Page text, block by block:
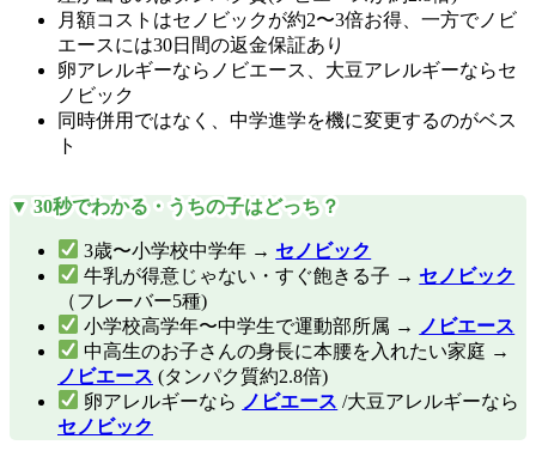
月額コストはセノビックが約2〜3倍お得、一方でノビ
エースには30日間の返金保証あり
卵アレルギーならノビエース、大豆アレルギーならセ
ノビック
同時併用ではなく、中学進学を機に変更するのがベス
ト
▼ 30秒でわかる・うちの子はどっち？
3歳〜小学校中学年 → セノビック
牛乳が得意じゃない・すぐ飽きる子 → セノビック
（フレーバー5種)
小学校高学年〜中学生で運動部所属 →
ノビエース
中高生のお子さんの身長に本腰を入れたい家庭 →
ノビエース (タンパク質約2.8倍)
卵アレルギーなら ノビエース /大豆アレルギーなら
セノビック